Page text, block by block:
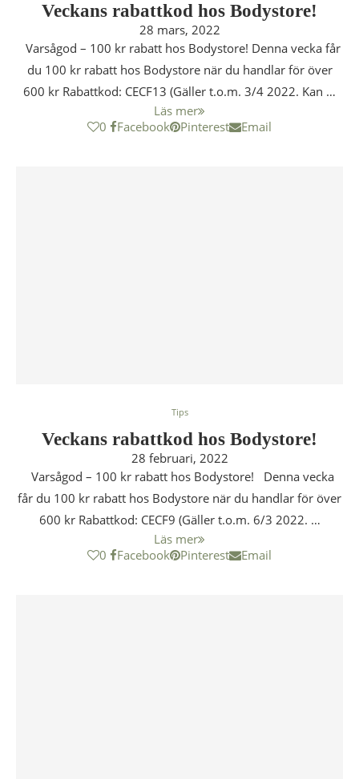
Veckans rabattkod hos Bodystore!
28 mars, 2022
Varsågod – 100 kr rabatt hos Bodystore! Denna vecka får
du 100 kr rabatt hos Bodystore när du handlar för över
600 kr Rabattkod: CECF13 (Gäller t.o.m. 3/4 2022. Kan …
Läs mer
0
Facebook Pinterest Email
Tips
Veckans rabattkod hos Bodystore!
28 februari, 2022
Varsågod – 100 kr rabatt hos Bodystore! Denna vecka
får du 100 kr rabatt hos Bodystore när du handlar för över
600 kr Rabattkod: CECF9 (Gäller t.o.m. 6/3 2022. …
Läs mer
0
Facebook Pinterest Email